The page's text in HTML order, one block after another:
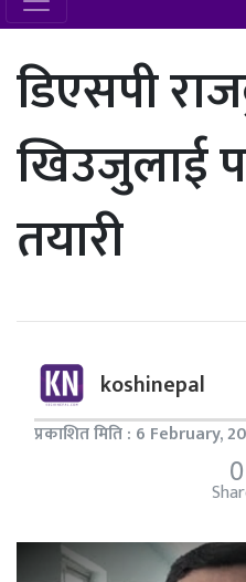
डिएसपी
खिउजुलाई
तयारी
koshinepal
प्रकाशित मिति : 6 February,
0